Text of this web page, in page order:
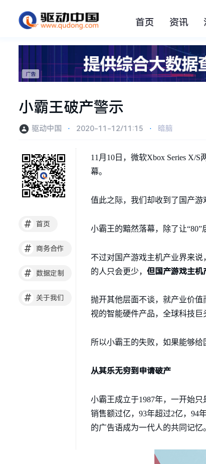
首页 资讯
小霸王破产警示
驱动中国 ⋅ 2020-11-12/11:15 ⋅ 暗脑
# 首页
# 商务合作
# 数据定制
# 关于我们
11月10日，微软Xbox Series X/
幕。
值此之际，我们却收到了国产
小霸王的黯然落幕，除了让“80”
不过对国产游戏主机产业界来
的人只会更少， 但国产游戏主机
抛开其他层面不谈，就产业价
视的智能硬件产品，全球科技巨
所以小霸王的失败，如果能够给
从其乐无穷到申请破产
小霸王成立于1987年，一开始
销售额过亿，93年超过2亿，94
的广告语成为一代人的共同记忆